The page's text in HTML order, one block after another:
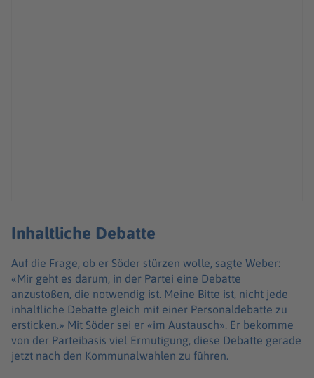
Inhaltliche Debatte
Auf die Frage, ob er Söder stürzen wolle, sagte Weber:
«Mir geht es darum, in der Partei eine Debatte
anzustoßen, die notwendig ist. Meine Bitte ist, nicht jede
inhaltliche Debatte gleich mit einer Personaldebatte zu
ersticken.» Mit Söder sei er «im Austausch». Er bekomme
von der Parteibasis viel Ermutigung, diese Debatte gerade
jetzt nach den Kommunalwahlen zu führen.